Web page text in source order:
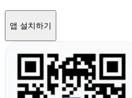
앱 설치하기